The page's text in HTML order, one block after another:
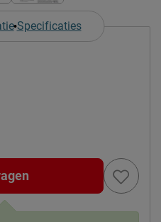
Specificaties